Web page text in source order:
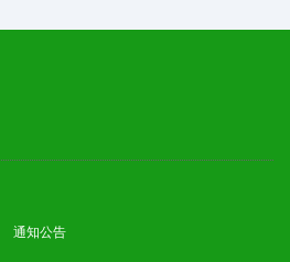
通知公告